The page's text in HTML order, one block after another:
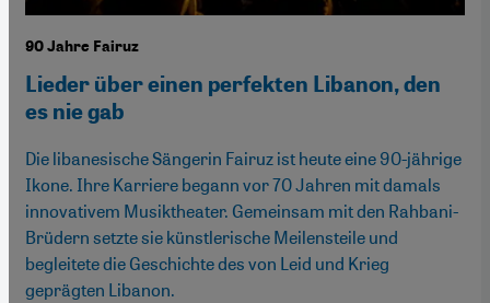
90 Jahre Fairuz
Lieder über einen perfekten Libanon, den
es nie gab
Die libanesische Sängerin Fairuz ist heute eine 90-jährige
Ikone. Ihre Karriere begann vor 70 Jahren mit damals
innovativem Musiktheater. Gemeinsam mit den Rahbani-
Brüdern setzte sie künstlerische Meilensteile und
begleitete die Geschichte des von Leid und Krieg
geprägten Libanon.